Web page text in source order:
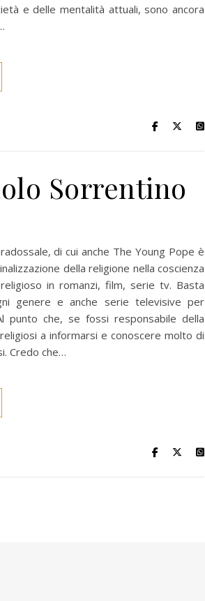
e delle mentalità attuali, sono ancora
Sorrentino
di cui anche The Young Pope è
della religione nella coscienza
in romanzi, film, serie tv. Basta
genere e anche serie televisive per
che, se fossi responsabile della
a informarsi e conoscere molto di
Credo che…